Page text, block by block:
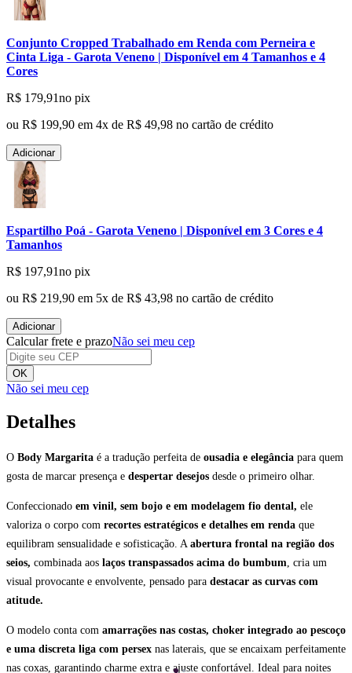
Conjunto Cropped Trabalhado em Renda com Perneira e
Cinta Liga - Garota Veneno | Disponível em 4 Tamanhos e 4
Cores
R$ 179,91no pix
ou R$ 199,90 em 4x de R$ 49,98 no cartão de crédito
Adicionar
Espartilho Poá - Garota Veneno | Disponível em 3 Cores e 4
Tamanhos
R$ 197,91no pix
ou R$ 219,90 em 5x de R$ 43,98 no cartão de crédito
Adicionar
Calcular frete e prazoNão sei meu cep
OK
Não sei meu cep
Detalhes
O Body Margarita é a tradução perfeita de ousadia e elegância para quem
gosta de marcar presença e despertar desejos desde o primeiro olhar.
Confeccionado em vinil, sem bojo e em modelagem fio dental, ele
valoriza o corpo com recortes estratégicos e detalhes em renda que
equilibram sensualidade e sofisticação. A abertura frontal na região dos
seios, combinada aos laços transpassados acima do bumbum, cria um
visual provocante e envolvente, pensado para destacar as curvas com
atitude.
O modelo conta com amarrações nas costas, choker integrado ao pescoço
e uma discreta liga com persex nas laterais, que se encaixam perfeitamente
nas coxas, garantindo charme extra e ajuste confortável. Ideal para noites